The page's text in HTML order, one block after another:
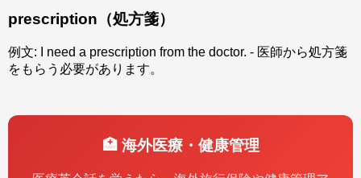
prescription（処方箋）
例文: I need a prescription from the doctor. - 医師から処方箋
をもらう必要があります。
🏥 海外医療・健康管理